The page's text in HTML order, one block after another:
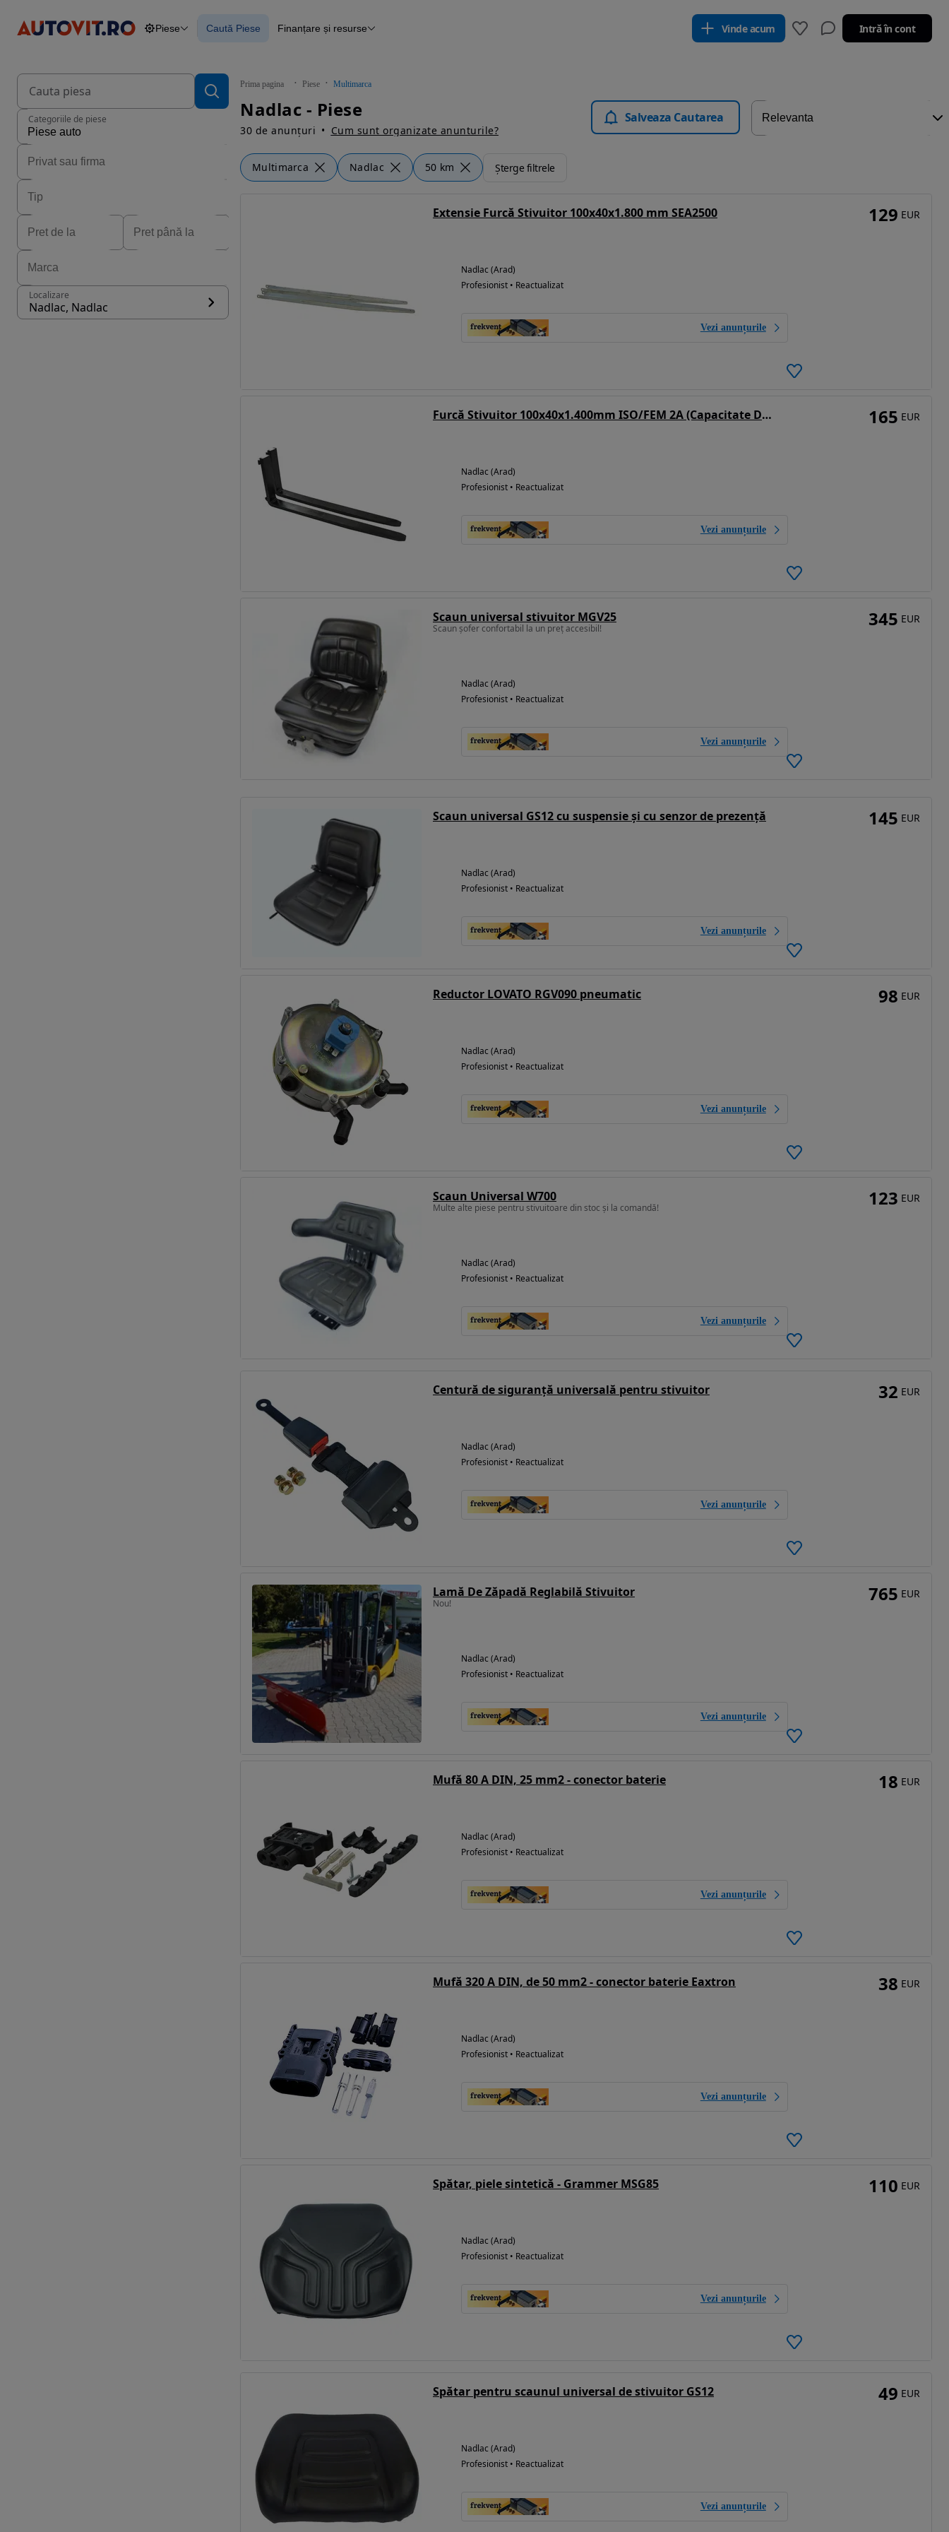
Autoturisme
Autoutilitare
Motociclete
Piese Caută Piese Finanțare și resurse Vinde acum Intră în cont
Prima pagina Piese Multimarca
Nadlac - Piese
30 de anunțuri Cum sunt organizate anunturile?
Salveaza Cautarea
Multimarca Nadlac 50 km Șterge filtrele
Categoriile de piese
Localizare
Nadlac, Nadlac
Extensie Furcă Stivuitor 100x40x1.800 mm SEA2500
Nadlac (Arad)
Profesionist • Reactualizat
Vezi anunțurile
129 EUR
Furcă Stivuitor 100x40x1.400mm ISO/FEM 2A (Capacitate De Încărcare 1.250 kg/500 mm/bucată)
Nadlac (Arad)
Profesionist • Reactualizat
Vezi anunțurile
165 EUR
Scaun universal stivuitor MGV25
Scaun șofer confortabil la un preț accesibil!
Nadlac (Arad)
Profesionist • Reactualizat
Vezi anunțurile
345 EUR
Scaun universal GS12 cu suspensie și cu senzor de prezență
Nadlac (Arad)
Profesionist • Reactualizat
Vezi anunțurile
145 EUR
Reductor LOVATO RGV090 pneumatic
Nadlac (Arad)
Profesionist • Reactualizat
Vezi anunțurile
98 EUR
Scaun Universal W700
Multe alte piese pentru stivuitoare din stoc și la comandă!
Nadlac (Arad)
Profesionist • Reactualizat
Vezi anunțurile
123 EUR
Centură de siguranță universală pentru stivuitor
Nadlac (Arad)
Profesionist • Reactualizat
Vezi anunțurile
32 EUR
Lamă De Zăpadă Reglabilă Stivuitor
Nou!
Nadlac (Arad)
Profesionist • Reactualizat
Vezi anunțurile
765 EUR
Mufă 80 A DIN, 25 mm2 - conector baterie
Nadlac (Arad)
Profesionist • Reactualizat
Vezi anunțurile
18 EUR
Mufă 320 A DIN, de 50 mm2 - conector baterie Eaxtron
Nadlac (Arad)
Profesionist • Reactualizat
Vezi anunțurile
38 EUR
Spătar, piele sintetică - Grammer MSG85
Nadlac (Arad)
Profesionist • Reactualizat
Vezi anunțurile
110 EUR
Spătar pentru scaunul universal de stivuitor GS12
Nadlac (Arad)
Profesionist • Reactualizat
Vezi anunțurile
49 EUR